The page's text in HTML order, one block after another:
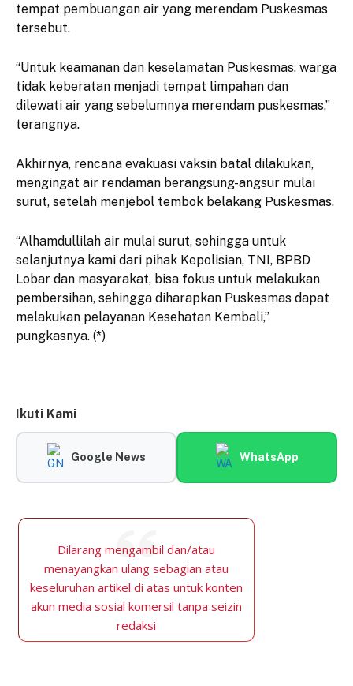
tempat pembuangan air yang merendam Puskesmas
tersebut.
“Untuk keamanan dan keselamatan Puskesmas, warga
tidak keberatan menjadi tempat limpahan dan
dilewati air yang sebelumnya merendam puskesmas,”
terangnya.
Akhirnya, rencana evakuasi vaksin batal dilakukan,
mengingat air rendaman berangsung-angsur mulai
surut, setelah menjebol tembok belakang Puskesmas.
“Alhamdullilah air mulai surut, sehingga untuk
selanjutnya kami dari pihak Kepolisian, TNI, BPBD
Lobar dan masyarakat, bisa fokus untuk melakukan
pembersihan, sehingga diharapkan Puskesmas dapat
melakukan pelayanan Kesehatan Kembali,”
pungkasnya. (*)
Ikuti Kami
Google News WhatsApp
Dilarang mengambil dan/atau
menayangkan ulang sebagian atau
keseluruhan artikel di atas untuk konten
akun media sosial komersil tanpa seizin
redaksi